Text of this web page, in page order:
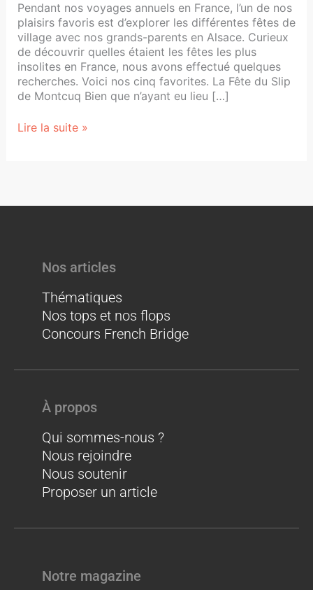
Pendant nos voyages annuels en France, l’un de nos
plaisirs favoris est d’explorer les différentes fêtes de
village avec nos grands-parents en Alsace. Curieux
de découvrir quelles étaient les fêtes les plus
insolites en France, nous avons effectué quelques
recherches. Voici nos cinq favorites. La Fête du Slip
de Montcuq Bien que n’ayant eu lieu […]
Lire la suite »
Nos articles
Thématiques
Nos tops et nos flops
Concours French Bridge
À propos
Qui sommes-nous ?
Nous rejoindre
Nous soutenir
Proposer un article
Notre magazine